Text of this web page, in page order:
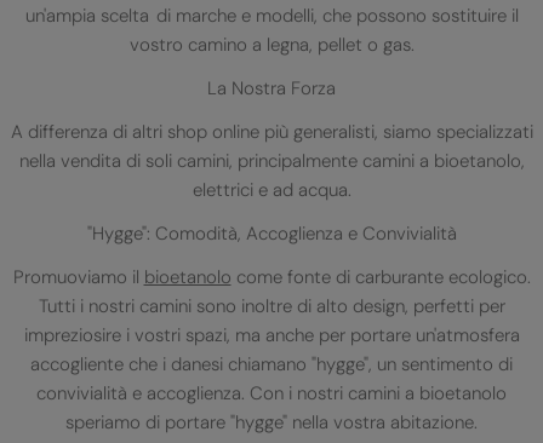
un'ampia scelta di marche e modelli, che possono sostituire il
vostro camino a legna, pellet o gas.
La Nostra Forza
A differenza di altri shop online più generalisti, siamo specializzati
nella vendita di soli camini, principalmente camini a bioetanolo,
elettrici e ad acqua.
"Hygge": Comodità, Accoglienza e Convivialità
Promuoviamo il bioetanolo come fonte di carburante ecologico.
Tutti i nostri camini sono inoltre di alto design, perfetti per
impreziosire i vostri spazi, ma anche per portare un'atmosfera
accogliente che i danesi chiamano "hygge", un sentimento di
convivialità e accoglienza. Con i nostri camini a bioetanolo
speriamo di portare "hygge" nella vostra abitazione.